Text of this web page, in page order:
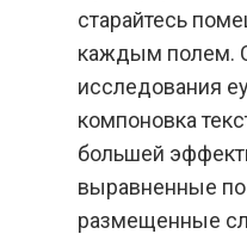
старайтесь
каждым полем.
исследования
компоновка
большей
выравненные
размещенные